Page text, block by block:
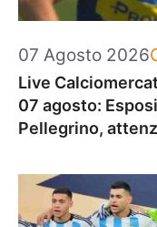
07 Agosto 2026
Live
07 agosto:
Pellegrino,